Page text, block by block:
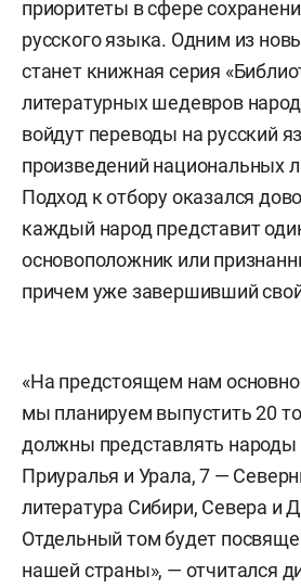
приоритеты в сфере
русского языка. Одним из
станет книжная серия
литературных шедевров
войдут переводы на русский
произведений национальных
Подход к отбору оказался
каждый народ представит
основоположник или
причем уже завершивший
«На предстоящем нам
мы планируем выпустить 20
должны представлять
Приуралья и Урала, 7 —
литература Сибири, Севера и
Отдельный том будет
нашей страны», — отчитался